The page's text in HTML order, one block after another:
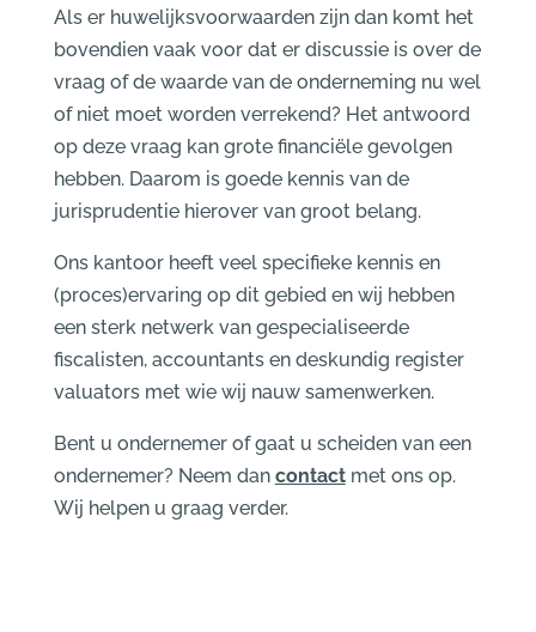
Als er huwelijksvoorwaarden zijn dan komt het
bovendien vaak voor dat er discussie is over de
vraag of de waarde van de onderneming nu wel
of niet moet worden verrekend? Het antwoord
op deze vraag kan grote financiële gevolgen
hebben. Daarom is goede kennis van de
jurisprudentie hierover van groot belang.
Ons kantoor heeft veel specifieke kennis en
(proces)ervaring op dit gebied en wij hebben
een sterk netwerk van gespecialiseerde
fiscalisten, accountants en deskundig register
valuators met wie wij nauw samenwerken.
Bent u ondernemer of gaat u scheiden van een
ondernemer? Neem dan contactmet ons op.
Wij helpen u graag verder.